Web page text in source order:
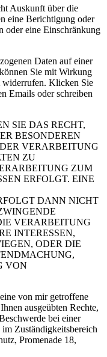
Auskunft über die
eine Berichtigung oder
oder eine Einschränkung
Daten auf einer
Sie mit Wirkung
Klicken Sie
Emails oder schreiben
SIE DAS RECHT,
BESONDEREN
VERARBEITUNG
ZU
ZUM
ERFOLGT. EINE
DANN NICHT
VERARBEITUNG
INTERESSEN,
ODER DIE
VON
von mir getroffene
ausgeübten Rechte,
bei einer
Zuständigkeitsbereich
Promenade 18,